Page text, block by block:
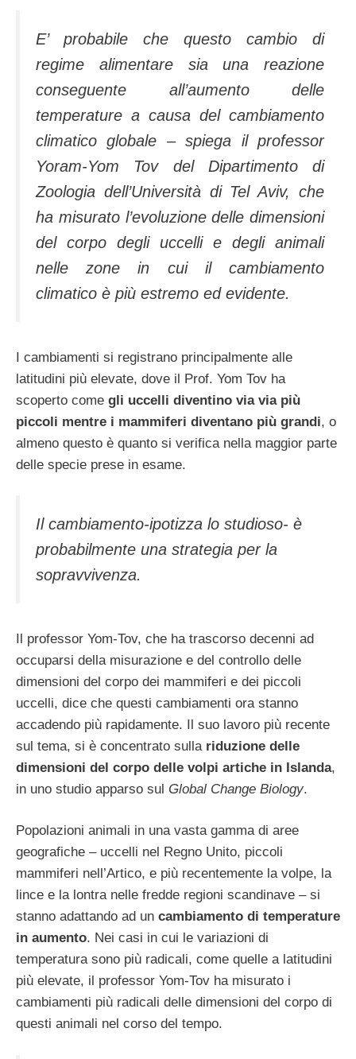
E’ probabile che questo cambio di
regime alimentare sia una reazione
conseguente all’aumento delle
temperature a causa del cambiamento
climatico globale – spiega il professor
Yoram-Yom Tovdel Dipartimento di
Zoologia dell’Università di Tel Aviv, che
ha misurato l’evoluzione delle dimensioni
del corpo degli uccelli e degli animali
nelle zone in cui il cambiamento
climatico è più estremo ed evidente.
I cambiamenti si registrano principalmente alle
latitudini più elevate, dove il Prof. Yom Tov ha
scoperto come gli uccelli diventino via via più
piccoli mentre i mammiferi diventano più grandi, o
almeno questo è quanto si verifica nella maggior parte
delle specie prese in esame.
Il cambiamento-ipotizza lo studioso- è
probabilmente una strategia per la
sopravvivenza.
Il professor Yom-Tov, che ha trascorso decenni ad
occuparsi della misurazione e del controllo delle
dimensioni del corpo dei mammiferi e dei piccoli
uccelli, dice che questi cambiamenti ora stanno
accadendo più rapidamente. Il suo lavoro più recente
sul tema, si è concentrato sulla riduzione delle
dimensioni del corpo delle volpi artiche in Islanda,
in uno studio apparso sul Global Change Biology.
Popolazioni animali in una vasta gamma di aree
geografiche – uccelli nel Regno Unito, piccoli
mammiferi nell’Artico, e più recentemente la volpe, la
lince e la lontra nelle fredde regioni scandinave – si
stanno adattando ad un cambiamento di temperature
in aumento. Nei casi in cui le variazioni di
temperatura sono più radicali, come quelle a latitudini
più elevate, il professor Yom-Tov ha misurato i
cambiamenti più radicali delle dimensioni del corpo di
questi animali nel corso del tempo.